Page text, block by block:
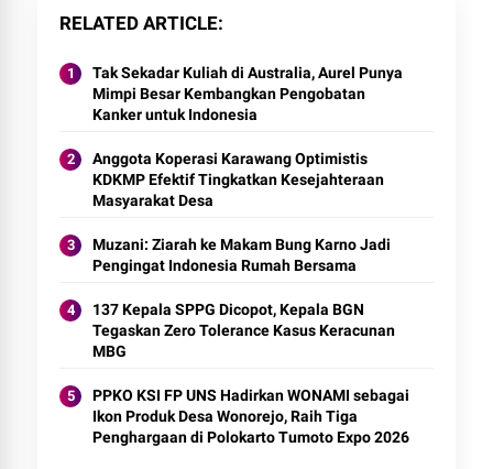
RELATED ARTICLE
Tak Sekadar Kuliah di Australia, Aurel Punya
Mimpi Besar Kembangkan Pengobatan
Kanker untuk Indonesia
Anggota Koperasi Karawang Optimistis
KDKMP Efektif Tingkatkan Kesejahteraan
Masyarakat Desa
Muzani: Ziarah ke Makam Bung Karno Jadi
Pengingat Indonesia Rumah Bersama
137 Kepala SPPG Dicopot, Kepala BGN
Tegaskan Zero Tolerance Kasus Keracunan
MBG
PPKO KSI FP UNS Hadirkan WONAMI sebagai
Ikon Produk Desa Wonorejo, Raih Tiga
Penghargaan di Polokarto Tumoto Expo 2026